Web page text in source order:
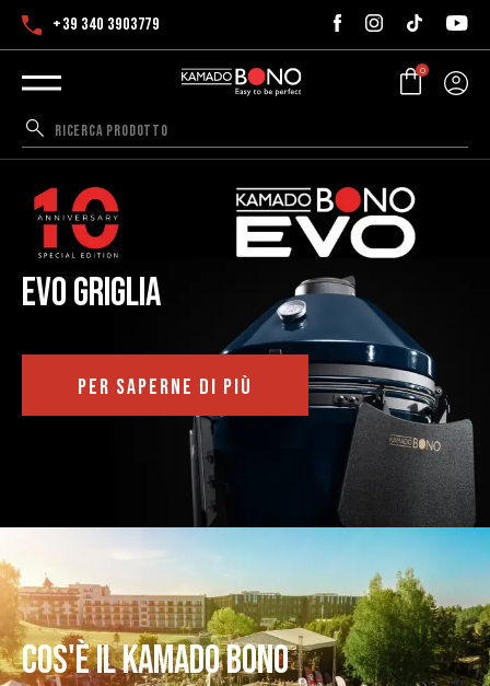
+39 340 3903779
0
EVO griglia
PER SAPERNE DI PIÙ
Cos'è il kamado bono